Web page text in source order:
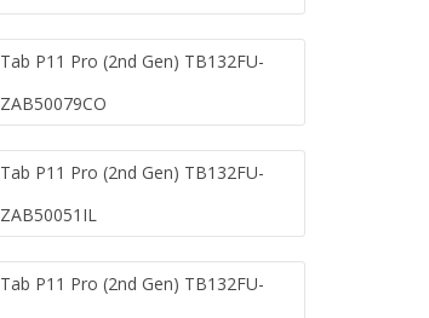
Tab P11 Pro (2nd Gen) TB132FU-
ZAB50079CO
Tab P11 Pro (2nd Gen) TB132FU-
ZAB50051IL
Tab P11 Pro (2nd Gen) TB132FU-